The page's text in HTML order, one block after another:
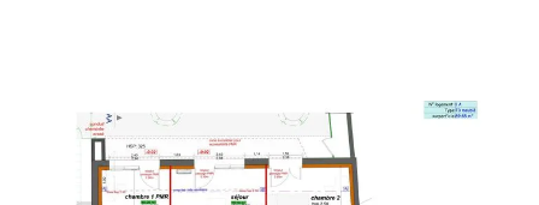
CHATEAUROUX 36
89,85 m2, 3 pièces
Ref : 10182